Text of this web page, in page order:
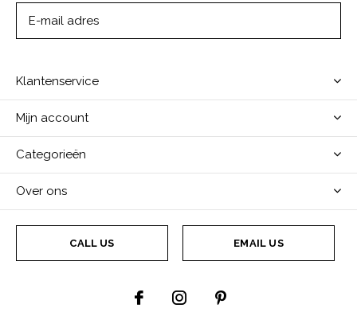
Klantenservice
Mijn account
Categorieën
Over ons
CALL US EMAIL US